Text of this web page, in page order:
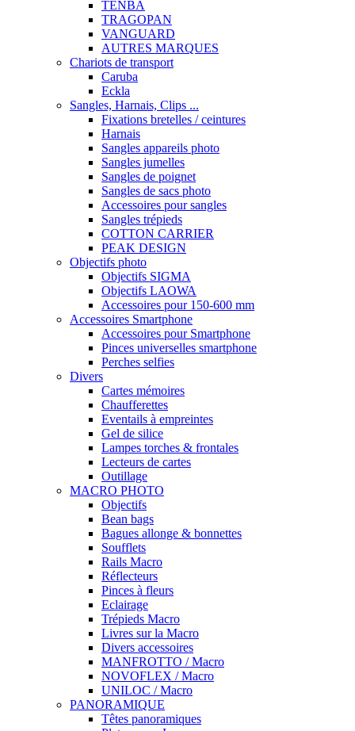
TENBA
TRAGOPAN
VANGUARD
AUTRES MARQUES
Chariots de transport
Caruba
Eckla
Sangles, Harnais, Clips ...
Fixations bretelles / ceintures
Harnais
Sangles appareils photo
Sangles jumelles
Sangles de poignet
Sangles de sacs photo
Accessoires pour sangles
Sangles trépieds
COTTON CARRIER
PEAK DESIGN
Objectifs photo
Objectifs SIGMA
Objectifs LAOWA
Accessoires pour 150-600 mm
Accessoires Smartphone
Accessoires pour Smartphone
Pinces universelles smartphone
Perches selfies
Divers
Cartes mémoires
Chaufferettes
Eventails à empreintes
Gel de silice
Lampes torches & frontales
Lecteurs de cartes
Outillage
MACRO PHOTO
Objectifs
Bean bags
Bagues allonge & bonnettes
Soufflets
Rails Macro
Réflecteurs
Pinces à fleurs
Eclairage
Trépieds Macro
Livres sur la Macro
Divers accessoires
MANFROTTO / Macro
NOVOFLEX / Macro
UNILOC / Macro
PANORAMIQUE
Têtes panoramiques